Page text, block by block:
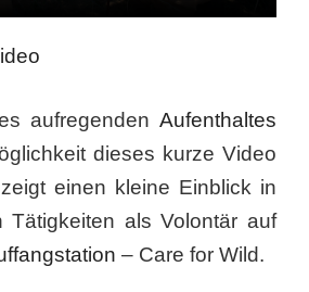
aufregenden Aufenthaltes
dieses kurze Video
einen kleine Einblick in
Tätigkeiten als Volontär auf
– Care for Wild.